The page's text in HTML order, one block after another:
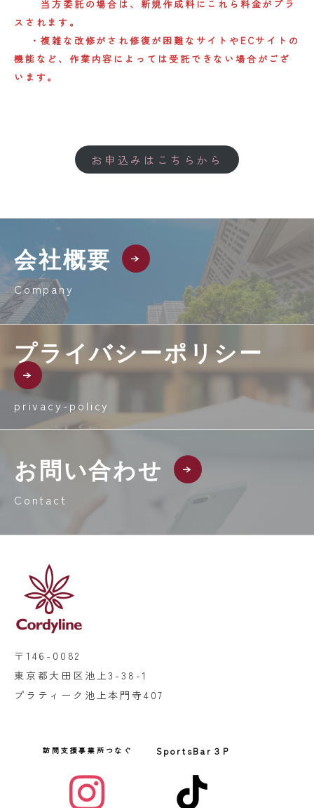
当方委託の場合は、新規作成料にこれら料金がプラ
スされます。
・複雑な改修がされ修復が困難なサイトやECサイトの
機能など、作業内容によっては受託できない場合がござ
います。
お申込みはこちらから
会社概要
Company
プライバシーポリシー
privacy-policy
お問い合わせ
Contact
〒146-0082
東京都大田区池上3-38-1
プラティーク池上本門寺407